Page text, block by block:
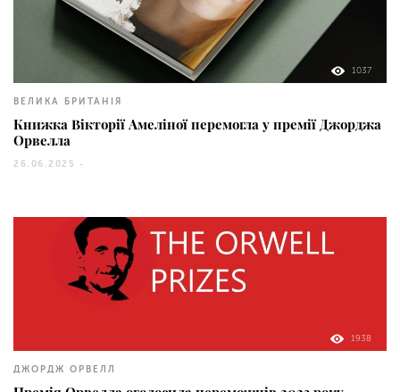
1037
ВЕЛИКА БРИТАНІЯ
Книжка Вікторії Амеліної перемогла у премії Джорджа
Орвелла
26.06.2025 -
1938
ДЖОРДЖ ОРВЕЛЛ